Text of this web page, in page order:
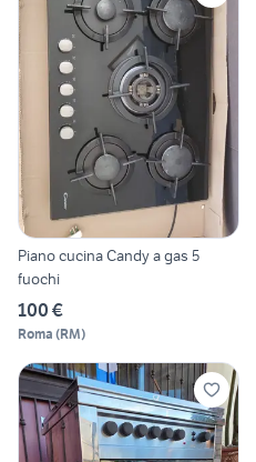
Piano cucina Candy a gas 5
fuochi
100 €
Roma (RM)